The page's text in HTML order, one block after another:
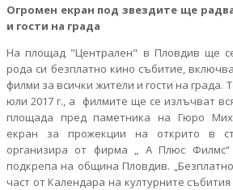
Огромен екран под звездите ще
и гости на града
На площад "Централен" в Пловдив ще
рода си безплатно кино събитие,
филми за всички жители и гости на града.
юли 2017 г., а филмите ще се излъчват
площада пред паметника на Гюро
екран за прожекции на открито в
организира от фирма „ А Плюс
подкрепа на община Пловдив.
част от Календара на културните